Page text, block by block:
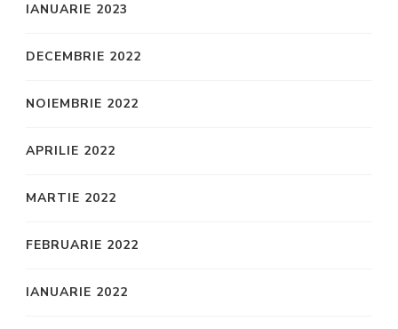
IANUARIE 2023
DECEMBRIE 2022
NOIEMBRIE 2022
APRILIE 2022
MARTIE 2022
FEBRUARIE 2022
IANUARIE 2022